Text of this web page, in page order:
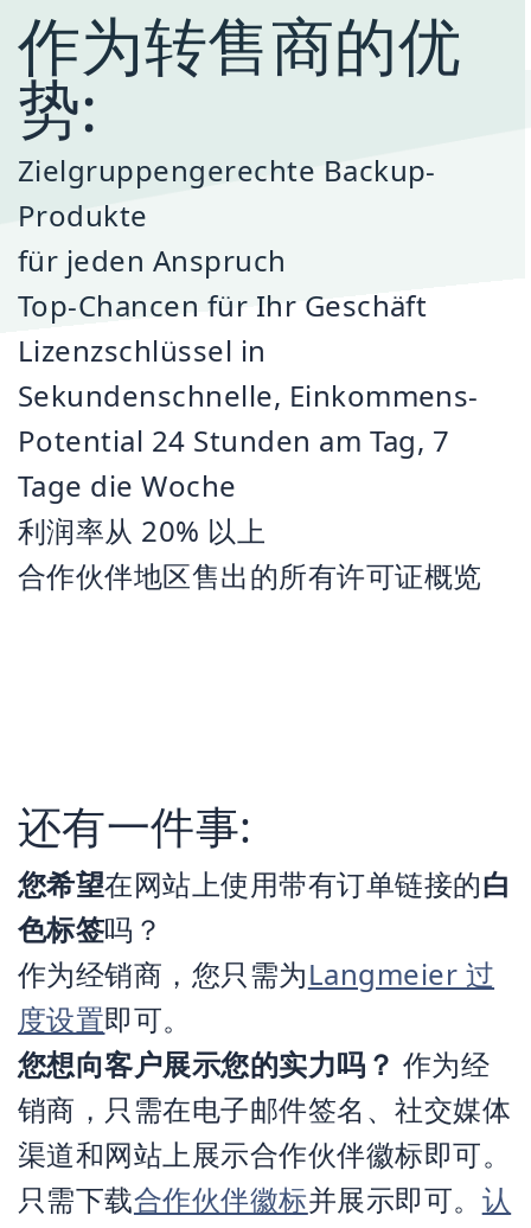
作为转售商的优
势:
Zielgruppengerechte Backup-
Produkte
für jeden Anspruch
Top-Chancen für Ihr Geschäft
Lizenzschlüssel in
Sekundenschnelle, Einkommens-
Potential 24 Stunden am Tag, 7
Tage die Woche
利润率从 20% 以上
合作伙伴地区售出的所有许可证概览
还有一件事:
您希望在网站上使用带有订单链接的白
色标签吗？
作为经销商，您只需为Langmeier 过
度设置即可。
您想向客户展示您的实力吗？ 作为经
销商，只需在电子邮件签名、社交媒体
渠道和网站上展示合作伙伴徽标即可。
只需下载合作伙伴徽标并展示即可。 认